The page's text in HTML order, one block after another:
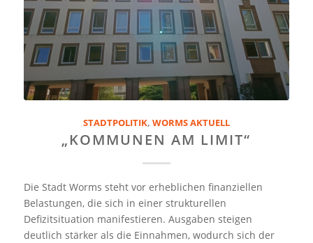
STADTPOLITIK, WORMS AKTUELL
„KOMMUNEN AM LIMIT“
Die Stadt Worms steht vor erheblichen finanziellen
Belastungen, die sich in einer strukturellen
Defizitsituation manifestieren. Ausgaben steigen
deutlich stärker als die Einnahmen, wodurch sich der